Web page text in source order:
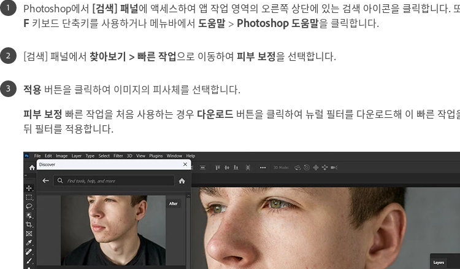
Photoshop에서 [검색] 패널에 액세스하여 앱 작업 영역의 오른쪽 상단에 있는 검색 아이콘을 클릭합니다.
F 키보드 단축키를 사용하거나 메뉴바에서 도움말 > Photoshop 도움말을 클릭합니다.
[검색] 패널에서 찾아보기 > 빠른 작업으로 이동하여 피부 보정을 선택합니다.
적용 버튼을 클릭하여 이미지의 피사체를 선택합니다.
피부 보정 빠른 작업을 처음 사용하는 경우 다운로드 버튼을 클릭하여 뉴럴 필터를 다운로드해 이 빠른 작업
뒤 필터를 적용합니다.